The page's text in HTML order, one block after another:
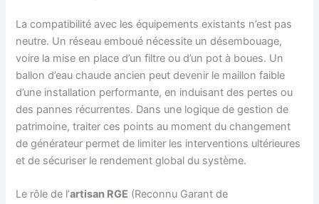
La compatibilité avec les équipements existants n’est pas
neutre. Un réseau emboué nécessite un désembouage,
voire la mise en place d’un filtre ou d’un pot à boues. Un
ballon d’eau chaude ancien peut devenir le maillon faible
d’une installation performante, en induisant des pertes ou
des pannes récurrentes. Dans une logique de gestion de
patrimoine, traiter ces points au moment du changement
de générateur permet de limiter les interventions ultérieures
et de sécuriser le rendement global du système.
Le rôle de l’artisan RGE (Reconnu Garant de